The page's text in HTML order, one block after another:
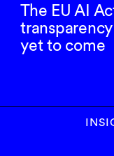
The EU AI
yet to come